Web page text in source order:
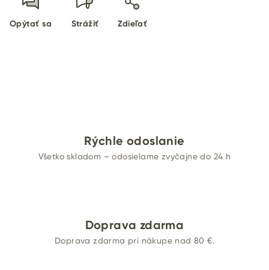
Opýtať sa Strážiť Zdieľať
Rýchle odoslanie
Všetko skladom – odosielame zvyčajne do 24 h
Doprava zdarma
Doprava zdarma pri nákupe nad 80 €.